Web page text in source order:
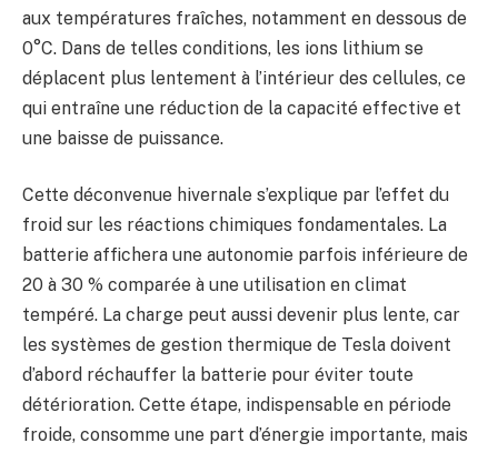
aux températures fraîches, notamment en dessous de
0°C. Dans de telles conditions, les ions lithium se
déplacent plus lentement à l’intérieur des cellules, ce
qui entraîne une réduction de la capacité effective et
une baisse de puissance.
Cette déconvenue hivernale s’explique par l’effet du
froid sur les réactions chimiques fondamentales. La
batterie affichera une autonomie parfois inférieure de
20 à 30 % comparée à une utilisation en climat
tempéré. La charge peut aussi devenir plus lente, car
les systèmes de gestion thermique de Tesla doivent
d’abord réchauffer la batterie pour éviter toute
détérioration. Cette étape, indispensable en période
froide, consomme une part d’énergie importante, mais